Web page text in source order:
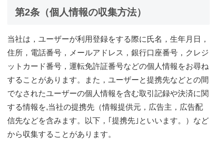
第2条（個人情報の収集方法）
当社は，ユーザーが利用登録をする際に氏名，生年月日，
住所，電話番号，メールアドレス，銀行口座番号，クレジ
ットカード番号，運転免許証番号などの個人情報をお尋ね
することがあります。また，ユーザーと提携先などとの間
でなされたユーザーの個人情報を含む取引記録や決済に関
する情報を,当社の提携先（情報提供元，広告主，広告配
信先などを含みます。以下，｢提携先｣といいます。）など
から収集することがあります。